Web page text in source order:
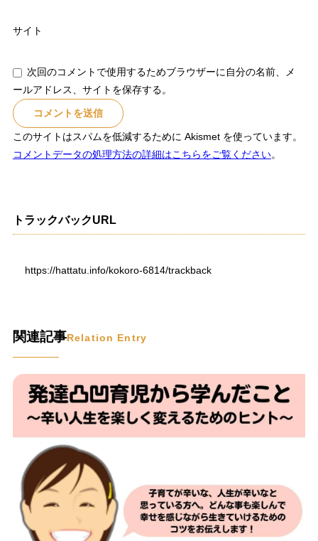
サイト
次回のコメントで使用するためブラウザーに自分の名前、メ
ールアドレス、サイトを保存する。
このサイトはスパムを低減するために Akismet を使っています。
コメントデータの処理方法の詳細はこちらをご覧ください。
トラックバックURL
https://hattatu.info/kokoro-6814/trackback
関連記事Relation Entry